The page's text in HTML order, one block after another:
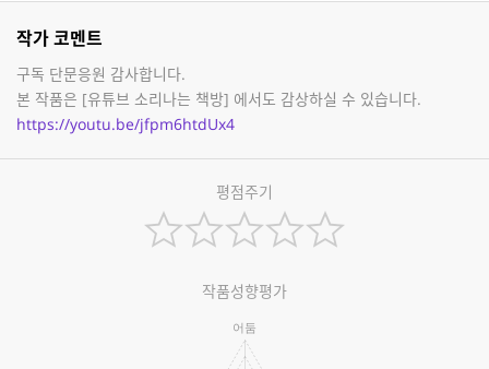
작가 코멘트
구독 단문응원 감사합니다.
본 작품은 [유튜브 소리나는 책방] 에서도 감상하실 수 있습니다.
https://youtu.be/jfpm6htdUx4
평점주기
작품성향평가
어둠